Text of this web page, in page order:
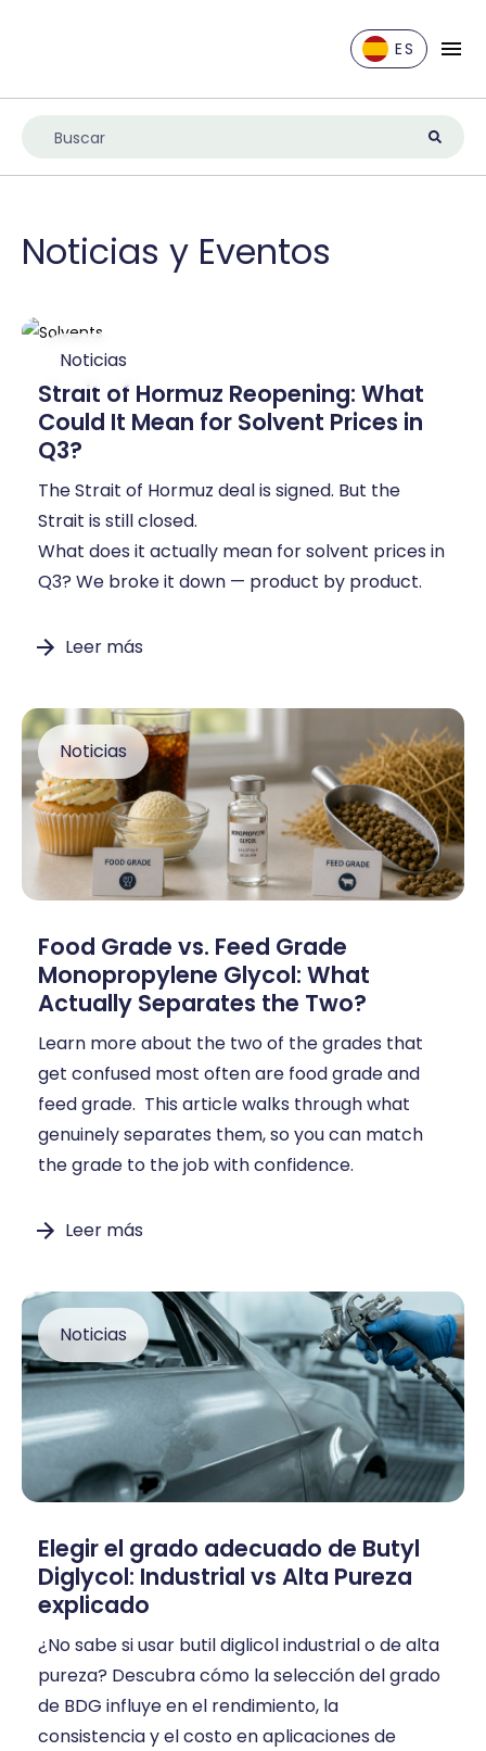
ES
Noticias y Eventos
Noticias
Strait of Hormuz Reopening: What
Could It Mean for Solvent Prices in
Q3?
The Strait of Hormuz deal is signed. But the
Strait is still closed.
What does it actually mean for solvent prices in
Q3? We broke it down — product by product.
Leer más
Noticias
Food Grade vs. Feed Grade
Monopropylene Glycol: What
Actually Separates the Two?
Learn more about the two of the grades that
get confused most often are food grade and
feed grade. This article walks through what
genuinely separates them, so you can match
the grade to the job with confidence.
Leer más
Noticias
Elegir el grado adecuado de Butyl
Diglycol: Industrial vs Alta Pureza
explicado
¿No sabe si usar butil diglicol industrial o de alta
pureza? Descubra cómo la selección del grado
de BDG influye en el rendimiento, la
consistencia y el costo en aplicaciones de